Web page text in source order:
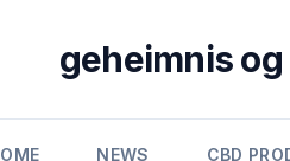
geheimnis
NEWS CBD